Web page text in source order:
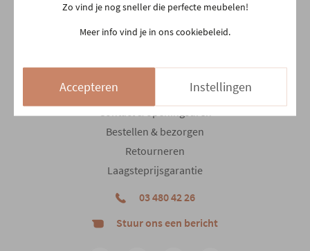
14/08 en 15/08 Gesloten
Klantenservice
Bestellen & bezorgen
Retourneren
Laagsteprijsgarantie
03 480 42 26
Stuur ons een bericht
Zo vind je nog sneller die perfecte meubelen!
Meer info vind je in ons cookiebeleid.
Accepteren Instellingen